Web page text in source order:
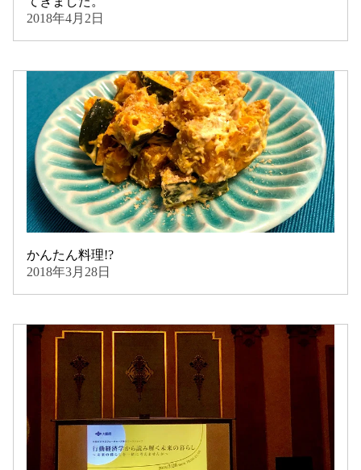
2018年4月2日
かんたん料理!?
2018年3月28日